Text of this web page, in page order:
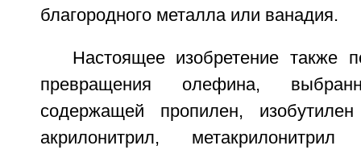
благородного металла или ванадия.
Настоящее изобретение также
превращения олефина,
содержащей пропилен,
акрилонитрил,